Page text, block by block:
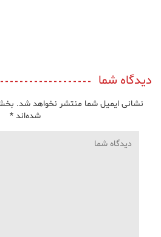
دیدگاه شما
نشانی ایمیل شما منتشر نخواهد شد.
شده‌اند*